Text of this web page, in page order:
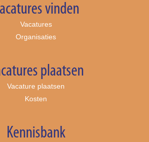
vinden
Vacatures
Organisaties
plaatsen
Vacature plaatsen
Kosten
Kennisbank